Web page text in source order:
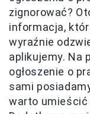
zignorować?
informacja,
wyraźnie
aplikujemy. Na
ogłoszenie o
sami
warto umieścić